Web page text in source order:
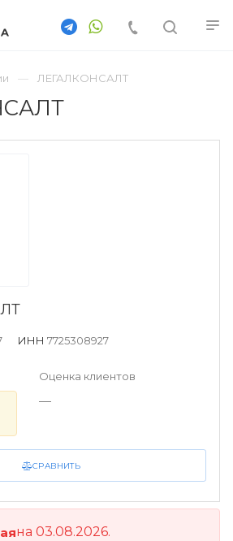
ЛЕГАЛКОНСАЛТ
СРАВНИТЬ
ИНН 7725308927
Оценка клиентов
—
на 03.08.2026.